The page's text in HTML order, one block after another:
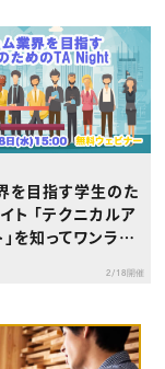
を目指す学生のた
ト 「テクニカルア
を知ってワンラン
2/18開催